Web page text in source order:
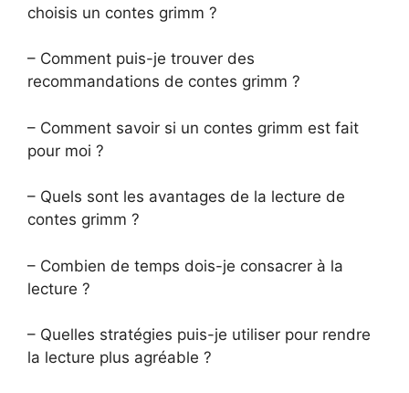
choisis un contes grimm ?
– Comment puis-je trouver des
recommandations de contes grimm ?
– Comment savoir si un contes grimm est fait
pour moi ?
– Quels sont les avantages de la lecture de
contes grimm ?
– Combien de temps dois-je consacrer à la
lecture ?
– Quelles stratégies puis-je utiliser pour rendre
la lecture plus agréable ?